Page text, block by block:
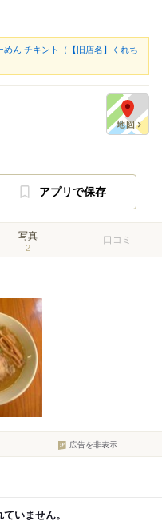
めん チキント（【旧店名】くれち
アプリで保存
写真
2
口コミ
広告を非表示
いません。